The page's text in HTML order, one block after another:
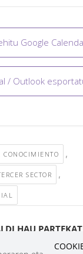
Google
/ Outlook
CONOCIMIENTO ,
SECTOR ,
HAU